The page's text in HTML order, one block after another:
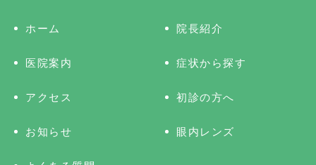
ホーム 院長紹介
医院案内 症状から探す
アクセス 初診の方へ
お知らせ 眼内レンズ